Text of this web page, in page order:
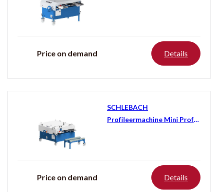
Price on demand Details
SCHLEBACH
Profileermachine Mini Prof
Price on demand Details